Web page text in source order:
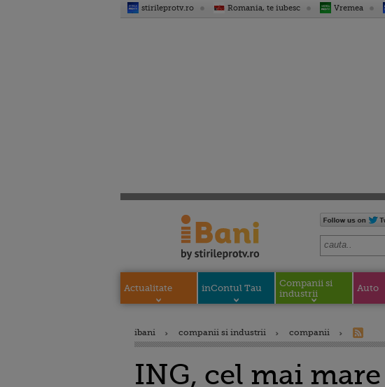
stirileprotv.ro Romania, te iubesc Vremea
Actualitate inContul Tau
Companii si
industrii
Auto
ibani companii si industrii companii
ING, cel mai